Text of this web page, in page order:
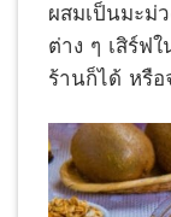
ผสมเป็นมะม่
ต่าง ๆ เสิร์ฟ
ร้านก็ได้ หรื